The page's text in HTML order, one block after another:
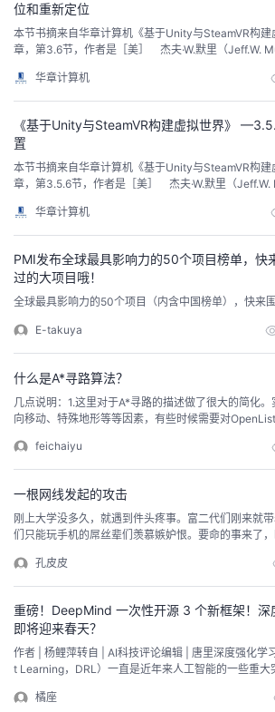
位和重新定位
本节书摘来自华章计算机《基于Unity与SteamVR构
章，第3.6节，作者是［美］ 杰夫·W.默里（
华章计算机
《基于Unity与SteamVR构建虚拟世界》
置
本节书摘来自华章计算机《基于Unity与SteamVR构
章，第3.5.6节，作者是［美］ 杰夫·W.默里（
华章计算机
PMI发布全球最具影响力的50个项目榜单，快
过的大项目哦！
全球最具影响力的50个项目（内含中国榜单），快来围
E-takuya
什么是A*寻路算法？
几点说明：1.这里对于A*寻路的描述做了很大的简化
向移动、特殊地形等等因素，有些时候需要对
伴玩过吗？—————END—————喜欢本文的朋友们
订阅号梦见，收看更多精彩内容转载声明：本文转载
feichaiyu
一根网线发起的攻击
刚上大学没多久，就遇到件头疼事。富二代们刚来就
们只能玩手机的屌丝辈们羡慕嫉妒恨。要命的事来了
电池用干净才罢休。边游戏边语音，还放着音乐，备
改，但过不了几天又会复原。为了迫切改变这个状况
孔皮皮
重磅！DeepMind 一次性开源 3 个新框架！深
即将迎来春天？
作者 | 杨鲤萍转自 | AI科技评论编辑 | 唐里深度强化学
t Learning，DRL）一直是近年来人工智能的一些重大
难以应用。因此，DRL 仍然主要是以研究形式存在，
橘座